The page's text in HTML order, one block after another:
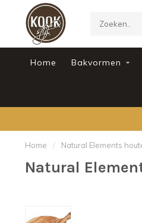
Home Bakvormen
Home / Natural Elements
Natural